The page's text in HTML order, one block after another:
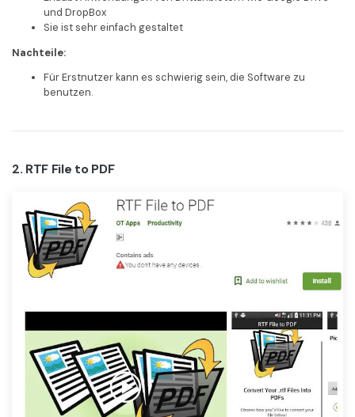
und DropBox
Sie ist sehr einfach gestaltet
Nachteile:
Für Erstnutzer kann es schwierig sein, die Software zu
benutzen.
2. RTF File to PDF